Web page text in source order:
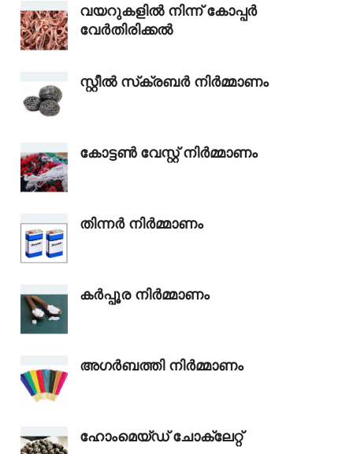
വയറുകളിൽ നിന്ന് കോപ്പർ
വേർതിരിക്കൽ
സ്റ്റീൽ സ്‌ക്രബർ നിർമ്മാണം
കോട്ടൺ വേസ്റ്റ് നിർമ്മാണം
തിന്നർ നിർമ്മാണം
കർപ്പൂര നിർമ്മാണം
അഗർബത്തി നിർമ്മാണം
ഹോംമെയ്‌ഡ് ചോക്ലേറ്റ്